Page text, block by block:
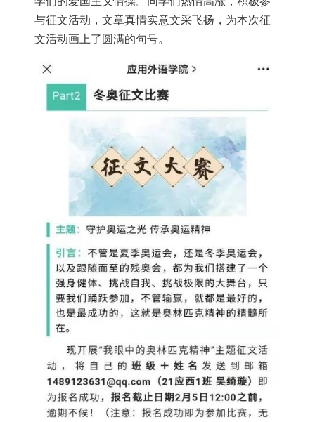
与征文活动，文章真情实意文采飞扬，为本次征
文活动画上了圆满的句号。